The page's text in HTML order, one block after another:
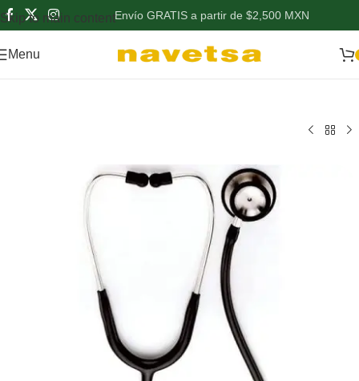
Skip to main contentEnvío GRATIS a partir de $2,500 MXN
Menu